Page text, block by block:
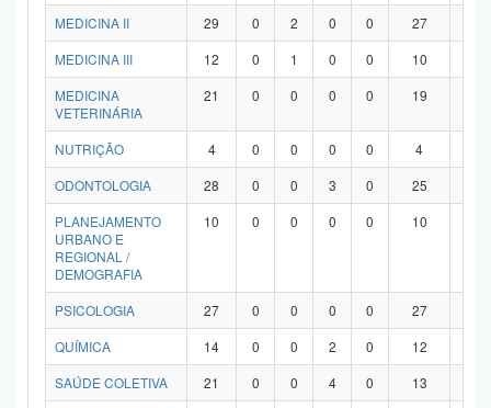
MEDICINA II
29 0 2 0 0 27
MEDICINA III
12 0 1 0 0 10
MEDICINA
VETERINÁRIA
21 0 0 0 0 19
NUTRIÇÃO 4 0 0 0 0 4
ODONTOLOGIA
28 0 0 3 0 25
PLANEJAMENTO
URBANO E
REGIONAL /
DEMOGRAFIA
10 0 0 0 0 10
PSICOLOGIA 27 0 0 0 0 27
QUÍMICA
14 0 0 2 0 12
SAÚDE COLETIVA
21 0 0 4 0 13